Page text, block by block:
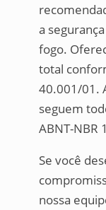
a
fogo.
total
40.001/01.
seguem
ABNT-NBR
Se você
nossa